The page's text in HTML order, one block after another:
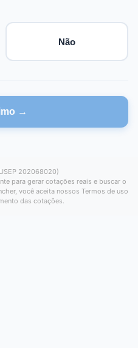
Não
→
202068020)
para gerar cotações reais e buscar o
você aceita nossos Termos de uso
das cotações.